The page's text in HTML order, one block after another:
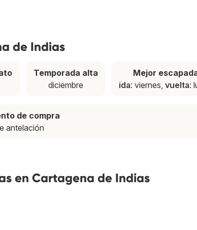
de Indias
Temporada alta
diciembre
Mejor
ida: viernes,vuelta:
de compra
antelación
en Cartagena de Indias